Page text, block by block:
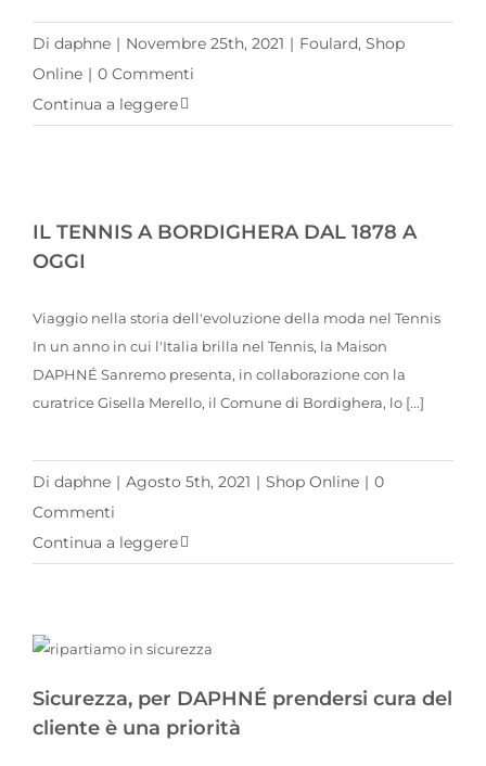
Di daphne | Novembre 25th, 2021 | Foulard, Shop
Online | 0 Commenti
Continua a leggere
IL TENNIS A BORDIGHERA DAL 1878 A
OGGI
Viaggio nella storia dell'evoluzione della moda nel Tennis
In un anno in cui l'Italia brilla nel Tennis, la Maison
DAPHNÉ Sanremo presenta, in collaborazione con la
curatrice Gisella Merello, il Comune di Bordighera, lo [...]
Di daphne | Agosto 5th, 2021 | Shop Online | 0
Commenti
Continua a leggere
Sicurezza, per DAPHNÉ prendersi cura del
cliente è una priorità